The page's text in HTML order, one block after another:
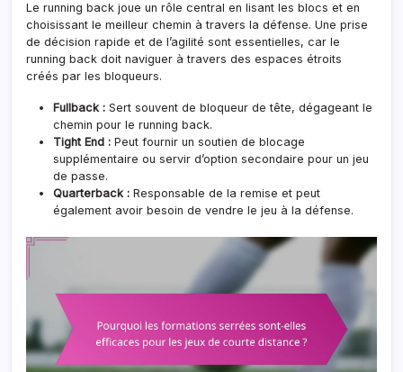
Le running back joue un rôle central en lisant les blocs et en
choisissant le meilleur chemin à travers la défense. Une prise
de décision rapide et de l’agilité sont essentielles, car le
running back doit naviguer à travers des espaces étroits
créés par les bloqueurs.
Fullback : Sert souvent de bloqueur de tête, dégageant le
chemin pour le running back.
Tight End : Peut fournir un soutien de blocage
supplémentaire ou servir d’option secondaire pour un jeu
de passe.
Quarterback : Responsable de la remise et peut
également avoir besoin de vendre le jeu à la défense.